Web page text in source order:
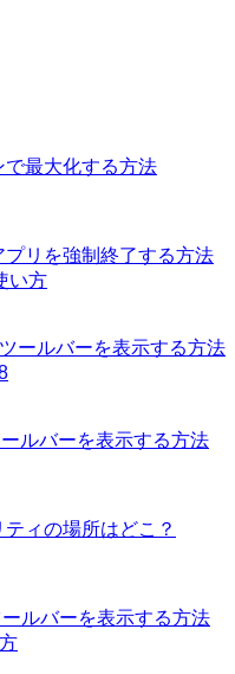
で最大化する方法
リを強制終了する方法
い方
ールバーを表示する方法
ルバーを表示する方法
ィの場所はどこ？
ルバーを表示する方法